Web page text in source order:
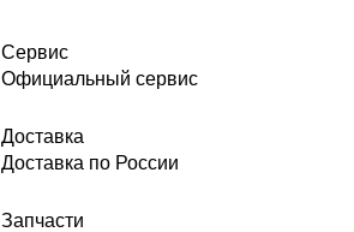
Сервис
Официальный сервис
Доставка
Доставка по России
Запчасти